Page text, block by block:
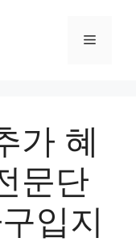
메
가 혜
문단
입지